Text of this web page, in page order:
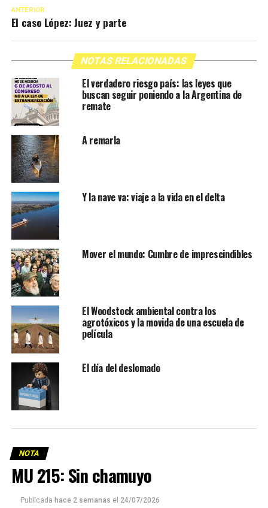
ANTERIOR
El caso López: Juez y parte
NOTAS RELACIONADAS
El verdadero riesgo país: las leyes que
buscan seguir poniendo a la Argentina de
remate
A remarla
Y la nave va: viaje a la vida en el delta
Mover el mundo: Cumbre de imprescindibles
El Woodstock ambiental contra los
agrotóxicos y la movida de una escuela de
película
El día del deslomado
NOTA
MU 215: Sin chamuyo
Publicada hace 2 semanas el 24/07/2026